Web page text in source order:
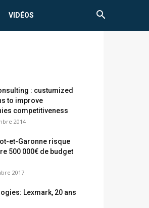
VIDÉOS
: custumized
to improve
competitiveness
2014
et-Garonne risque
500 000€ de budget
2017
Lexmark, 20 ans